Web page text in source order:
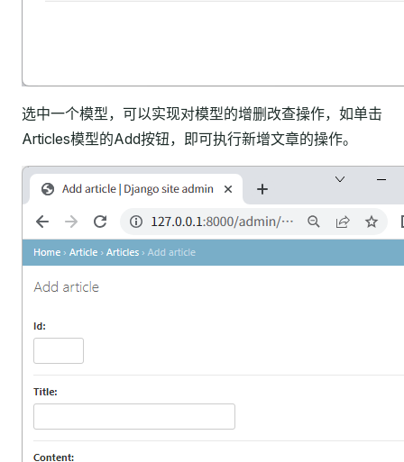
选中一个模型，可以实现对模型的增删改查操作，如单击
Articles模型的Add按钮，即可执行新增文章的操作。